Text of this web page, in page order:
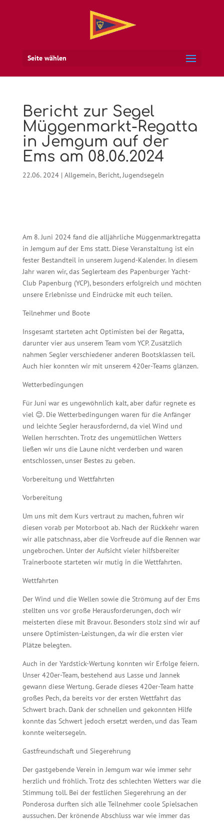
Seite wählen
Bericht zur Segel
Müggenmarkt-Regatta
in Jemgum auf der
Ems am 08.06.2024
22.06. 2024| Allgemein, Bericht,Jugendsegeln
Am 8. Juni 2024 fand die alljährliche Müggenmarktregatta
in Jemgum auf der Ems statt. Diese Veranstaltung ist ein
fester Bestandteil in unserem Jugend-Kalender. In diesem
Jahr waren wir, das Seglerteam des Papenburger Yacht-
Club Papenburg (YCP), besonders erfolgreich und möchten
unsere Erlebnisse und Eindrücke mit euch teilen.
Teilnehmer und Boote
Insgesamt starteten acht Optimisten bei der Regatta,
darunter vier aus unserem Team vom YCP. Zusätzlich
nahmen Segler verschiedener anderen Bootsklassen teil.
Auch hier konnten wir mit unserem 420er-Teams glänzen.
Wetterbedingungen
Für Juni war es ungewöhnlich kalt, aber dafür regnete es
viel 😊. Die Wetterbedingungen waren für die Anfänger
und leichte Segler herausfordernd, da viel Wind und
Wellen herrschten. Trotz des ungemütlichen Wetters
ließen wir uns die Laune nicht verderben und waren
entschlossen, unser Bestes zu geben.
Vorbereitung und Wettfahrten
Vorbereitung
Um uns mit dem Kurs vertraut zu machen, fuhren wir
diesen vorab per Motorboot ab. Nach der Rückkehr waren
wir alle patschnass, aber die Vorfreude auf die Rennen war
ungebrochen. Unter der Aufsicht vieler hilfsbereiter
Trainerboote starteten wir mutig in die Wettfahrten.
Wettfahrten
Der Wind und die Wellen sowie die Strömung auf der Ems
stellten uns vor große Herausforderungen, doch wir
meisterten diese mit Bravour. Besonders stolz sind wir auf
unsere Optimisten-Leistungen, da wir die ersten vier
Plätze belegten.
Auch in der Yardstick-Wertung konnten wir Erfolge feiern.
Unser 420er-Team, bestehend aus Lasse und Jannek
gewann diese Wertung. Gerade dieses 420er-Team hatte
großes Pech, da bereits vor der ersten Wettfahrt das
Schwert brach. Dank der schnellen und gekonnten Hilfe
konnte das Schwert jedoch ersetzt werden, und das Team
konnte weitersegeln.
Gastfreundschaft und Siegerehrung
Der gastgebende Verein in Jemgum war wie immer sehr
herzlich und fröhlich. Trotz des schlechten Wetters war die
Stimmung toll. Bei der festlichen Siegerehrung an der
Ponderosa durften sich alle Teilnehmer coole Spielsachen
aussuchen. Der krönende Abschluss war wie immer das